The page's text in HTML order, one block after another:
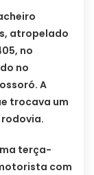
atropelado
no
no
A
trocava um
terça-
com